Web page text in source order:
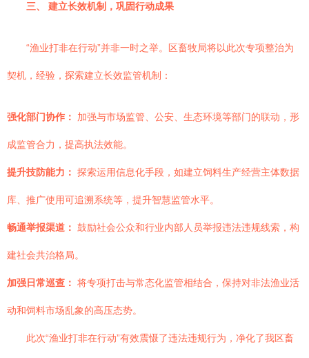
三、 建立长效机制，巩固行动成果
“渔业打非在行动”并非一时之举。区畜牧局将以此次专项整治为
契机，经验，探索建立长效监管机制：
强化部门协作： 加强与市场监管、公安、生态环境等部门的联动，形
成监管合力，提高执法效能。
提升技防能力： 探索运用信息化手段，如建立饲料生产经营主体数据
库、推广使用可追溯系统等，提升智慧监管水平。
畅通举报渠道： 鼓励社会公众和行业内部人员举报违法违规线索，构
建社会共治格局。
加强日常巡查： 将专项打击与常态化监管相结合，保持对非法渔业活
动和饲料市场乱象的高压态势。
此次“渔业打非在行动”有效震慑了违法违规行为，净化了我区畜